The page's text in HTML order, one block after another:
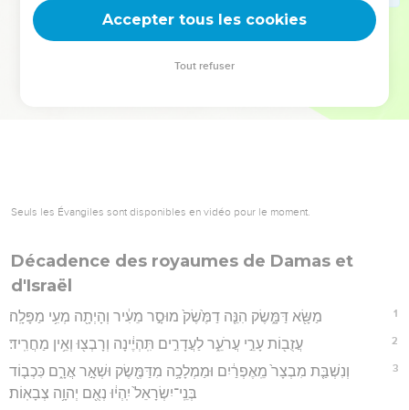
équipe, un groupe ou une famille, leur expérience est faite
Seuls les Évangiles sont disponibles en vidéo pour le moment.
Décadence des royaumes de Damas et
d'Israël
1 מַשָּׂ֖א דַּמָּ֑שֶׂק הִנֵּ֤ה דַמֶּ֙שֶׂק֙ מוּסָ֣ר מֵעִ֔יר וְהָיְתָ֖ה מְעִ֥י מַפָּלָֽה׃
2 עֲזֻב֖וֹת עָרֵ֣י עֲרֹעֵ֑ר לַעֲדָרִ֣ים תִּֽהְיֶ֔ינָה וְרָבְצ֖וּ וְאֵ֥ין מַחֲרִֽיד׃
3
וְנִשְׁבַּ֤ת מִבְצָר֙ מֵֽאֶפְרַ֔יִם וּמַמְלָכָ֥ה מִדַּמֶּ֖שֶׂק וּשְׁאָ֣ר אֲרָ֑ם כִּכְב֤וֹד
בְּנֵֽי־יִשְׂרָאֵל֙ יִֽהְי֔וּ נְאֻ֖ם יְהוָ֥ה צְבָאֽוֹת׃
Accepter tous les cookies
Tout refuser